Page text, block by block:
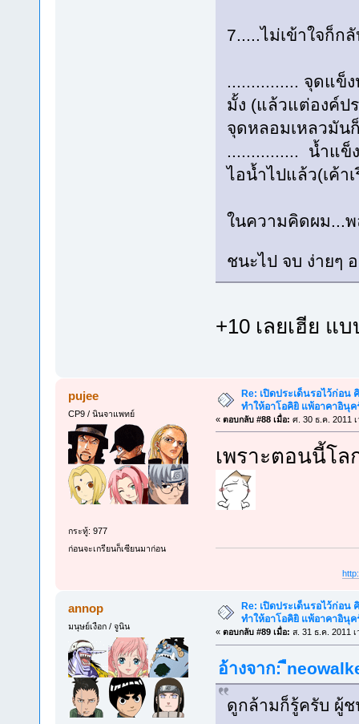
7.....ไม่เข้าใจก็
............... จุดแข็
มั้ง (แล้วแต่องค์ป
จุดหลอมเหลวมัน
............... น้ำแข็
ไอน้ำไปแล้ว(เค้า
ในความคิดผม...พ
ชนะไป จบ ง่ายๆ
+10 เลยเฮีย แ
pujee
CP9 / นินจาแพทย์
กระทู้: 977
ก่อนจะเกรียนก็เซียนมาก่อน
Re: เปิดประเด็นรอไว้ก่อน
ทำให้อาโอคิยิ แพ้อาคาอินุ
« ตอบกลับ #88 เมื่อ: ศ. 30 ธ.ค. 2011
เพราะตอนนี้โ
annop
มนุษย์เงือก / จูนิน
Re: เปิดประเด็นรอไว้ก่อน
ทำให้อาโอคิยิ แพ้อาคาอินุ
« ตอบกลับ #89 เมื่อ: ส. 31 ธ.ค. 2011
อ้างจาก:
ดูกล้ามก็รู้ครับ ผู้